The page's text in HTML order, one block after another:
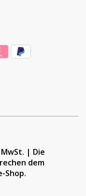
| Die
dem
Shop.